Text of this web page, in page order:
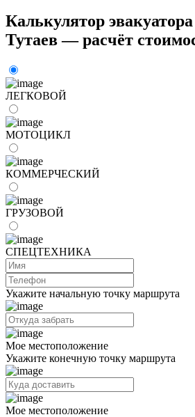
Калькулятор
Тутаев — расчёт
ЛЕГКОВОЙ
МОТОЦИКЛ
КОММЕРЧЕСКИЙ
ГРУЗОВОЙ
СПЕЦТЕХНИКА
Укажите начальную точку маршрута
Мое местоположение
Укажите конечную точку маршрута
Мое местоположение